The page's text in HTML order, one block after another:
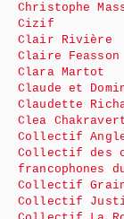
Christophe
Cizif
Clair Rivière
Claire Feasson
Clara Martot
Claude et
Claudette
Clea
Collectif
Collectif des
francophones
Collectif
Collectif